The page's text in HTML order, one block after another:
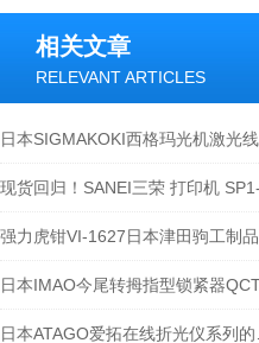
相关文章
RELEVANT ARTICLES
强力虎钳VI-1627日本津田驹工制品